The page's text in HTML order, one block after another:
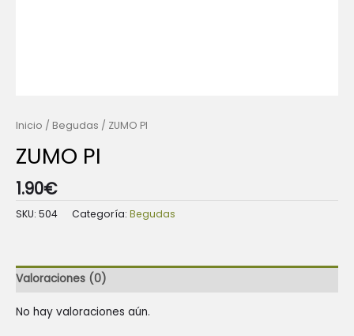
Inicio / Begudas / ZUMO PI
ZUMO PI
1.90€
SKU: 504 Categoría: Begudas
Valoraciones (0)
No hay valoraciones aún.